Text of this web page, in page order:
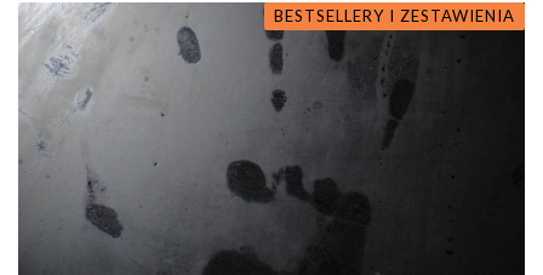
BESTSELLERY I ZESTAWIENIA